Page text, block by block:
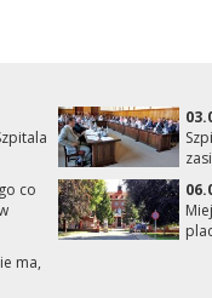
co
ma,